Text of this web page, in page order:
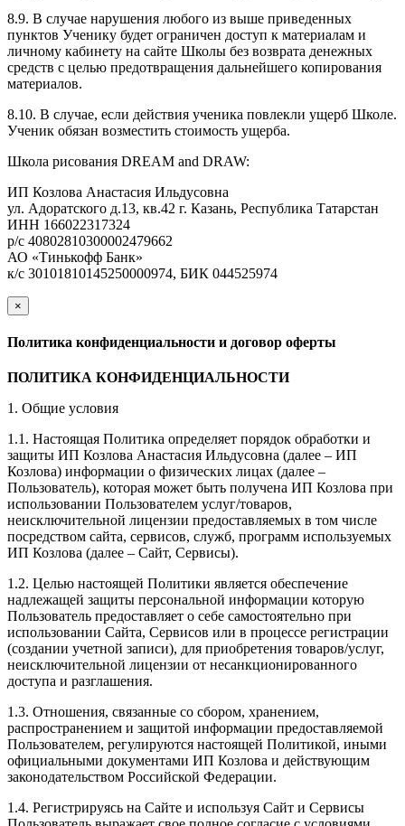
8.9. В случае нарушения любого из выше приведенных
пунктов Ученику будет ограничен доступ к материалам и
личному кабинету на сайте Школы без возврата денежных
средств с целью предотвращения дальнейшего копирования
материалов.
8.10. В случае, если действия ученика повлекли ущерб Школе.
Ученик обязан возместить стоимость ущерба.
Школа рисования DREAM and DRAW:
ИП Козлова Анастасия Ильдусовна
ул. Адоратского д.13, кв.42 г. Казань, Республика Татарстан
ИНН 166022317324
р/с 40802810300002479662
АО «Тинькофф Банк»
к/с 30101810145250000974, БИК 044525974
×
закрыть
Политика конфиденциальности и договор оферты
ПОЛИТИКА КОНФИДЕНЦИАЛЬНОСТИ
1. Общие условия
1.1. Настоящая Политика определяет порядок обработки и
защиты ИП Козлова Анастасия Ильдусовна (далее – ИП
Козлова) информации о физических лицах (далее –
Пользователь), которая может быть получена ИП Козлова при
использовании Пользователем услуг/товаров,
неисключительной лицензии предоставляемых в том числе
посредством сайта, сервисов, служб, программ используемых
ИП Козлова (далее – Сайт, Сервисы).
1.2. Целью настоящей Политики является обеспечение
надлежащей защиты персональной информации которую
Пользователь предоставляет о себе самостоятельно при
использовании Сайта, Сервисов или в процессе регистрации
(создании учетной записи), для приобретения товаров/услуг,
неисключительной лицензии от несанкционированного
доступа и разглашения.
1.3. Отношения, связанные со сбором, хранением,
распространением и защитой информации предоставляемой
Пользователем, регулируются настоящей Политикой, иными
официальными документами ИП Козловa и действующим
законодательством Российской Федерации.
1.4. Регистрируясь на Сайте и используя Сайт и Сервисы